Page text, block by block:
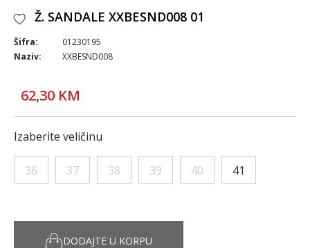
Ž. SANDALE XXBESND008 01
Šifra:
01230195
Naziv:
XXBESND008
62,30 KM
Izaberite veličinu
36 37 38 39 40 41
DODAJTE U KORPU